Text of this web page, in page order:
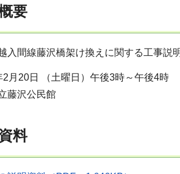
要
入間線藤沢橋架け換えに関する工事説
2月20日 （土曜日）午後3時～午後4時
藤沢公民館
料